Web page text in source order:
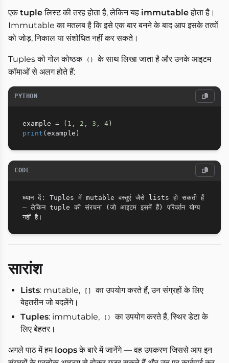
एकtupleलिस्ट की तरह होता है, लेकिन यह immutableहोता है।
Immutable का मतलब है कि इसे एक बार बनने के बाद आप इसके तत्वों
को जोड़, निकाल या संशोधित नहीं कर सकते।
Tuples को गोल कोष्ठक ()
के साथ लिखा जाता है और उनके आइटम
कॉमाओं से अलग होते हैं:
PYTHON
example = ( 1 , 2 , 3 , 4 )
print ( example )
CODE
ध्यान दें: Tuples में mutable वस्तुएं जैसे lists हो सकती हैं
— लेकिन tuple की संरचना (जो आइटम इसमें हैं) परिवर्तन योग्य
सारांश
Lists: mutable, []
का उपयोग करते हैं, उन संग्रहों के लिए
बेहतरीन जो बदलेंगे।
Tuples: immutable, ()
का उपयोग करते हैं, स्थिर डेटा के
लिए बेहतर।
अगले पाठ में हम loopsके बारे में जानेंगे — वह उपकरण जिससे आप इन